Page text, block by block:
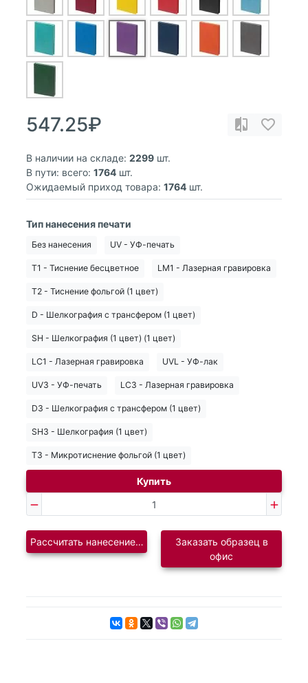
547.25₽
В наличии на складе: 2299 шт.
В пути: всего: 1764 шт.
Ожидаемый приход товара: 1764 шт.
Тип нанесения печати
Без нанесения UV - УФ-печать
T1 - Тиснение бесцветное LM1 - Лазерная гравировка
T2 - Тиснение фольгой (1 цвет)
D - Шелкография с трансфером (1 цвет)
SH - Шелкография (1 цвет) (1 цвет)
LC1 - Лазерная гравировка UVL - УФ-лак
UV3 - УФ-печать LC3 - Лазерная гравировка
D3 - Шелкография с трансфером (1 цвет)
SH3 - Шелкография (1 цвет)
T3 - Микротиснение фольгой (1 цвет)
Купить
Рассчитать нанесение логотипаЗаказать образец в
офис